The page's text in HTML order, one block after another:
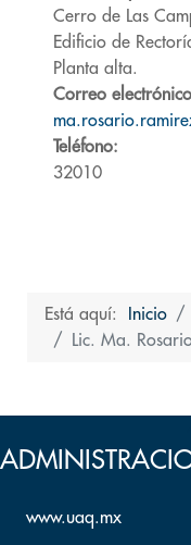
Cerro de Las
Edificio de
Planta alta.
Correo
Teléfono:
32010
Está aquí: Inicio
Lic. Ma.
www.uaq.mx